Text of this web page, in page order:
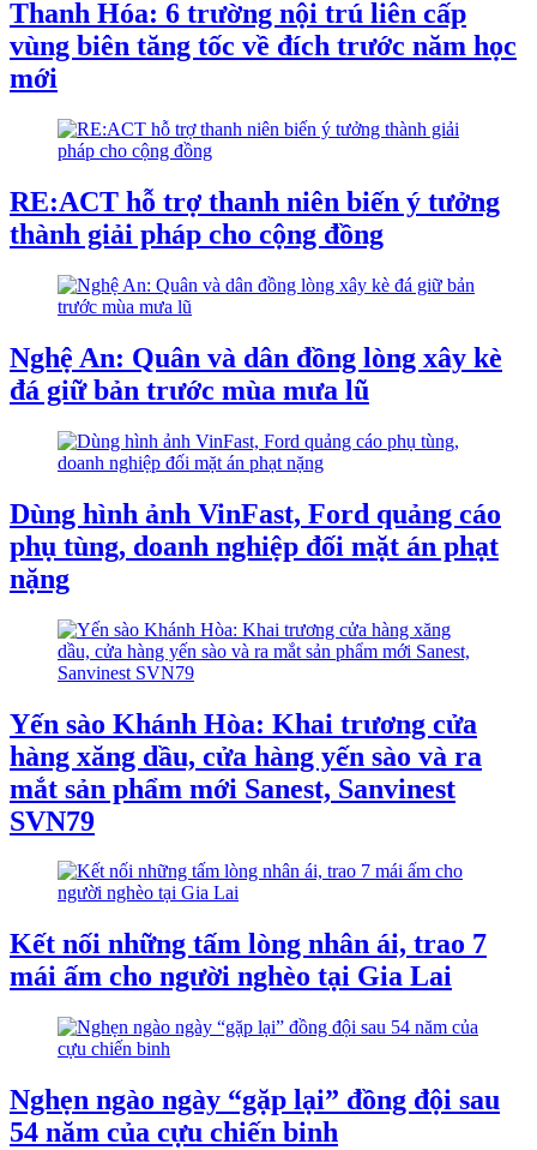
Thanh Hóa: 6 trường nội trú liên cấp
vùng biên tăng tốc về đích trước năm học
mới
RE:ACT hỗ trợ thanh niên biến ý tưởng
thành giải pháp cho cộng đồng
Nghệ An: Quân và dân đồng lòng xây kè
đá giữ bản trước mùa mưa lũ
Dùng hình ảnh VinFast, Ford quảng cáo
phụ tùng, doanh nghiệp đối mặt án phạt
nặng
Yến sào Khánh Hòa: Khai trương cửa
hàng xăng dầu, cửa hàng yến sào và ra
mắt sản phẩm mới Sanest, Sanvinest
SVN79
Kết nối những tấm lòng nhân ái, trao 7
mái ấm cho người nghèo tại Gia Lai
Nghẹn ngào ngày “gặp lại” đồng đội sau
54 năm của cựu chiến binh